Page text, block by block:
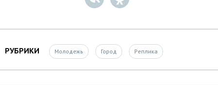
РУБРИКИ Молодежь Город Реплика